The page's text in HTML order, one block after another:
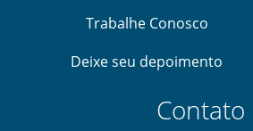
Trabalhe Conosco
Deixe seu depoimento
Contato